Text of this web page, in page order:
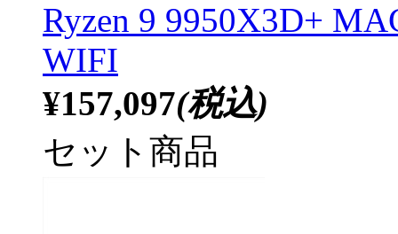
Ryzen 9 9950X3D+
WIFI
¥157,097(税込)
セット商品